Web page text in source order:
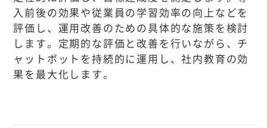
入前後の効果や従業員の学習効率の向上などを
評価し、運用改善のための具体的な施策を検討
します。定期的な評価と改善を行いながら、チ
ャットボットを持続的に運用し、社内教育の効
果を最大化します。